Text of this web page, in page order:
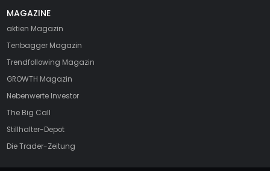
MAGAZINE
aktien Magazin
Tenbagger Magazin
Trendfollowing Magazin
GROWTH Magazin
Nebenwerte Investor
The Big Call
Stillhalter-Depot
Die Trader-Zeitung